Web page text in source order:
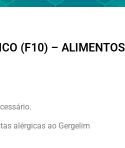
(F10) –
alérgicas ao Gergelim